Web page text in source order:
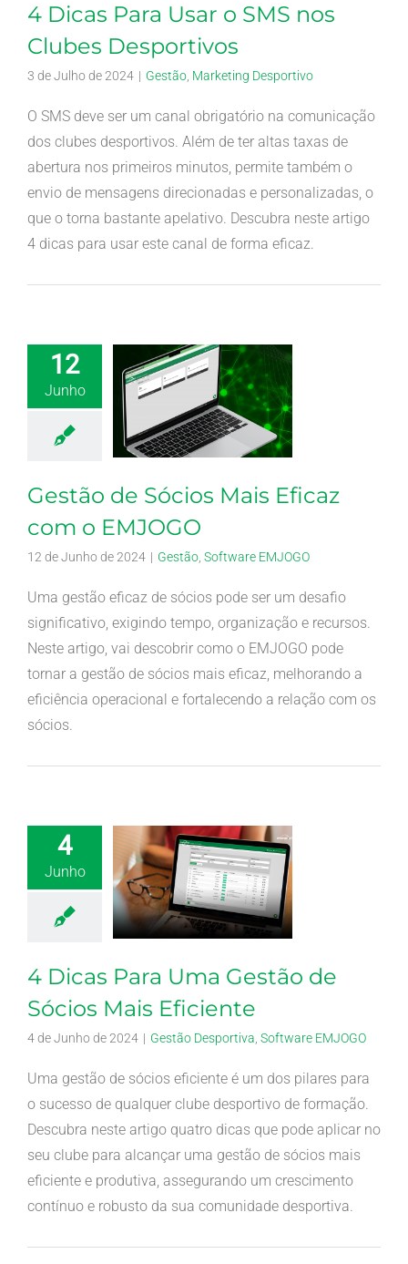
4 Dicas Para Usar o SMS nos
Clubes Desportivos
3 de Julho de 2024 | Gestão Marketing Desportivo
O SMS deve ser um canal obrigatório na comunicação
dos clubes desportivos. Além de ter altas taxas de
abertura nos primeiros minutos, permite também o
envio de mensagens direcionadas e personalizadas, o
que o torna bastante apelativo. Descubra neste artigo
4 dicas para usar este canal de forma eficaz.
12
Junho
Gestão de Sócios Mais Eficaz
com o EMJOGO
12 de Junho de 2024 | Gestão Software EMJOGO
Uma gestão eficaz de sócios pode ser um desafio
significativo, exigindo tempo, organização e recursos.
Neste artigo, vai descobrir como o EMJOGO pode
tornar a gestão de sócios mais eficaz, melhorando a
eficiência operacional e fortalecendo a relação com os
sócios.
4
Junho
4 Dicas Para Uma Gestão de
Sócios Mais Eficiente
4 de Junho de 2024 | Gestão Desportiva Software EMJOGO
Uma gestão de sócios eficiente é um dos pilares para
o sucesso de qualquer clube desportivo de formação.
Descubra neste artigo quatro dicas que pode aplicar no
seu clube para alcançar uma gestão de sócios mais
eficiente e produtiva, assegurando um crescimento
contínuo e robusto da sua comunidade desportiva.